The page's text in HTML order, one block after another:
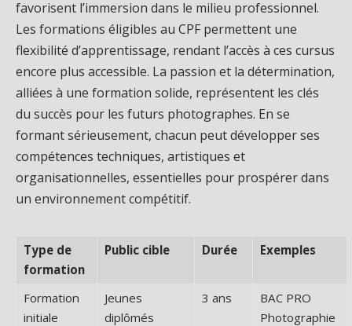
favorisent l’immersion dans le milieu professionnel.
Les formations éligibles au CPF permettent une
flexibilité d’apprentissage, rendant l’accès à ces cursus
encore plus accessible. La passion et la détermination,
alliées à une formation solide, représentent les clés
du succès pour les futurs photographes. En se
formant sérieusement, chacun peut développer ses
compétences techniques, artistiques et
organisationnelles, essentielles pour prospérer dans
un environnement compétitif.
Type de
formation
Public cible Durée Exemples
Formation
initiale
Jeunes
diplômés
3 ans
BAC PRO
Photographie